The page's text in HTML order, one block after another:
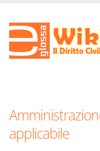
applicabile